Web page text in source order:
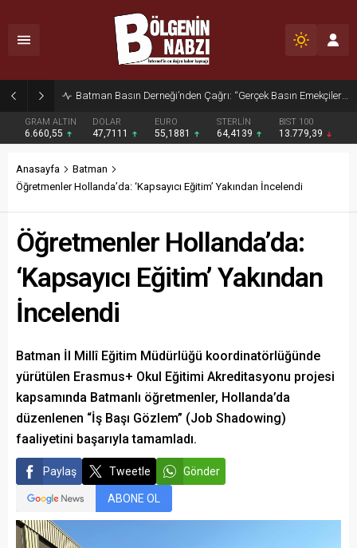
Zabıta Ekiplerinden Yol ve Kaldırım İşgaline Geçit Yok!
GRAM ALTIN
6.660,55
DOLAR
47,7111
EURO
55,1881
STERLİN
64,4139
BIST 100
13.779,39
Anasayfa
Batman
Öğretmenler Hollanda’da: ‘Kapsayıcı Eğitim’ Yakından İncelendi
Öğretmenler Hollanda’da:
‘Kapsayıcı Eğitim’ Yakından
İncelendi
Batman İl Millî Eğitim Müdürlüğü koordinatörlüğünde
yürütülen Erasmus+ Okul Eğitimi Akreditasyonu projesi
kapsamında Batmanlı öğretmenler, Hollanda’da
düzenlenen “İş Başı Gözlem” (Job Shadowing)
faaliyetini başarıyla tamamladı.
Paylaş Tweetle Gönder
ABONE OL